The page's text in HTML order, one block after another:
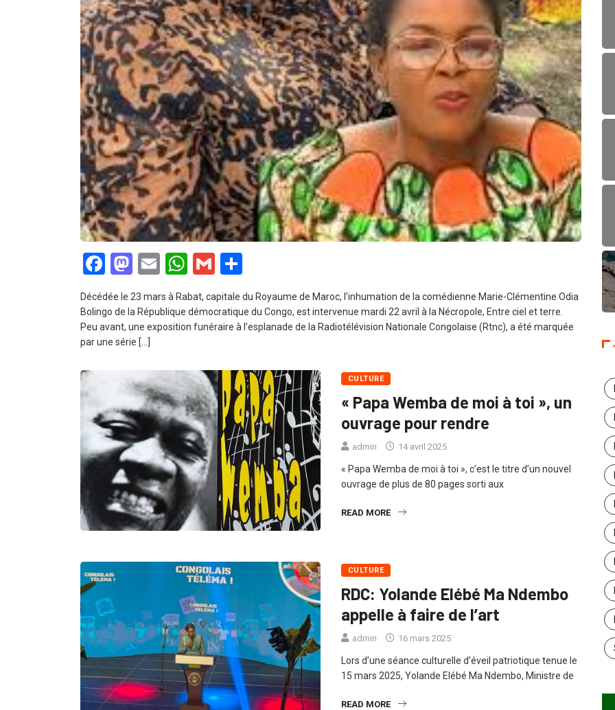
Facebook
Mastodon
EmailWhatsApp
Gmail
Décédée le 23 mars à Rabat, capitale du Royaume de Maroc, l’inhumation de la comédienne Marie-Clémentine Odia
Bolingo de la République démocratique du Congo, est intervenue mardi 22 avril à la Nécropole, Entre ciel et terre.
Peu avant, une exposition funéraire à l’esplanade de la Radiotélévision Nationale Congolaise (Rtnc), a été marquée
par une série […]
CULTURE
« Papa Wemba de moi à toi », un
ouvrage pour rendre
admin 14 avril 2025
« Papa Wemba de moi à toi », c’est le titre d’un nouvel
ouvrage de plus de 80 pages sorti aux
READ MORE
CULTURE
RDC: Yolande Elébé Ma Ndembo
appelle à faire de l’art
admin 16 mars 2025
Lors d’une séance culturelle d’éveil patriotique tenue le
15 mars 2025, Yolande Elébé Ma Ndembo, Ministre de
READ MORE